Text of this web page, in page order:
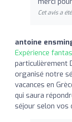
Cet avis a
antoine
Expérience
particulièrement
organisé notre
vacances en
qui saura
séjour selon vos